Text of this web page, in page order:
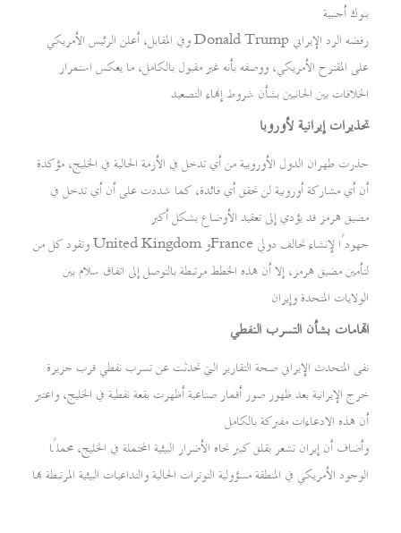
بنوك أجنبية
وفي المقابل، أعلن الرئيس الأمريكي Donald Trump رفضه الرد الإيراني
على المقترح الأمريكي، ووصفه بأنه غير مقبول بالكامل، ما يعكس استمرار
الخلافات بين الجانبين بشأن شروط إنهاء التصعيد
تحذيرات إيرانية لأوروبا
حذرت طهران الدول الأوروبية من أي تدخل في الأزمة الحالية في الخليج، مؤكدة
أن أي مشاركة أوروبية لن تحقق أي فائدة، كما شددت على أن أي تدخل في
مضيق هرمز قد يؤدي إلى تعقيد الأوضاع بشكل أكبر
وتقود كل من United Kingdom وFrance جهودًا لإنشاء تحالف دولي
لتأمين مضيق هرمز، إلا أن هذه الخطط مرتبطة بالتوصل إلى اتفاق سلام بين
الولايات المتحدة وإيران
اتهامات بشأن التسرب النفطي
نفى المتحدث الإيراني صحة التقارير التي تحدثت عن تسرب نفطي قرب جزيرة
خرج الإيرانية بعد ظهور صور أقمار صناعية أظهرت بقعة نفطية في الخليج، واعتبر
أن هذه الادعاءات مفبركة بالكامل
وأضاف أن إيران تشعر بقلق كبير تجاه الأضرار البيئية المحتملة في الخليج، محملًا
الوجود الأمريكي في المنطقة مسؤولية التوترات الحالية والتداعيات البيئية المرتبطة بها